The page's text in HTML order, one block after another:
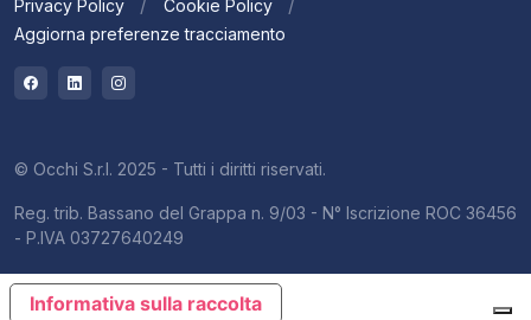
Privacy Policy
Cookie Policy
Aggiorna preferenze tracciamento
© Occhi S.r.l. 2025 - Tutti i diritti riservati.
Reg. trib. Bassano del Grappa n. 9/03 - N° Iscrizione ROC 36456
- P.IVA 03727640249
Informativa sulla raccolta